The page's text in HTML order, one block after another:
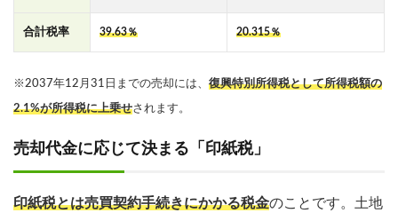
合計税率 39.63％ 20.315％
※2037年12月31日までの売却には、 復興特別所得税として所得税額の
2.1%が所得税に上乗せされます。
売却代金に応じて決まる「印紙税」
印紙税とは売買契約手続きにかかる税金のことです。土地